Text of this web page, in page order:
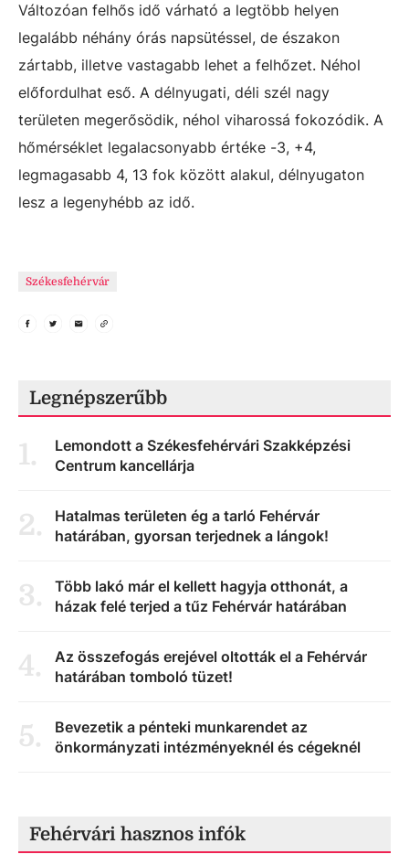
Változóan felhős idő várható a legtöbb helyen
legalább néhány órás napsütéssel, de északon
zártabb, illetve vastagabb lehet a felhőzet. Néhol
előfordulhat eső. A délnyugati, déli szél nagy
területen megerősödik, néhol viharossá fokozódik. A
hőmérséklet legalacsonyabb értéke -3, +4,
legmagasabb 4, 13 fok között alakul, délnyugaton
lesz a legenyhébb az idő.
Székesfehérvár
Legnépszerűbb
1.
Lemondott a Székesfehérvári Szakképzési
Centrum kancellárja
2.
Hatalmas területen ég a tarló Fehérvár
határában, gyorsan terjednek a lángok!
3.
Több lakó már el kellett hagyja otthonát, a
házak felé terjed a tűz Fehérvár határában
4.
Az összefogás erejével oltották el a Fehérvár
határában tomboló tüzet!
5.
Bevezetik a pénteki munkarendet az
önkormányzati intézményeknél és cégeknél
Fehérvári hasznos infók